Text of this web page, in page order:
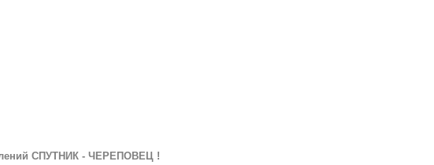
СПУТНИК - ЧЕРЕПОВЕЦ !